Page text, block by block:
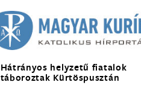
Hátrányos helyzetű fiatalok
táboroztak Kürtöspusztán